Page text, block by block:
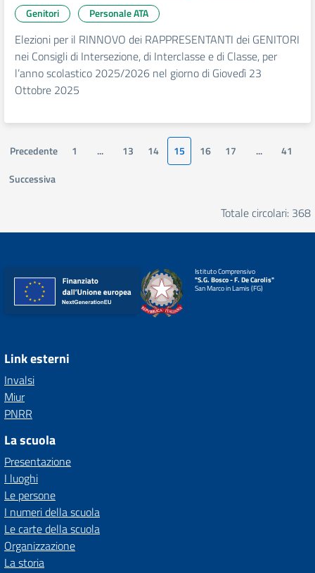
Genitori
Personale ATA
Elezioni per il RINNOVO dei RAPPRESENTANTI dei GENITORI
nei Consigli di Intersezione, di Interclasse e di Classe, per
l’anno scolastico 2025/2026 nel giorno di Giovedì 23
Ottobre 2025
Precedente 1 ... 13 14 15 16 17 ...
41
Successiva
Totale circolari: 368
Istituto Comprensivo
"S.G. Bosco - F. De Carolis"
San Marco in Lamis (FG)
Link esterni
Invalsi
Miur
PNRR
La scuola
Presentazione
I luoghi
Le persone
I numeri della scuola
Le carte della scuola
Organizzazione
La storia